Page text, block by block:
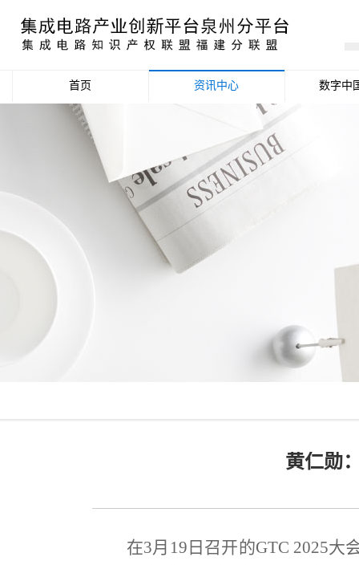
首页 资讯中心
政策信息
活动公告
数据统计分析
数字中
黄仁勋
在3月 19 日召开的GTC 2025大